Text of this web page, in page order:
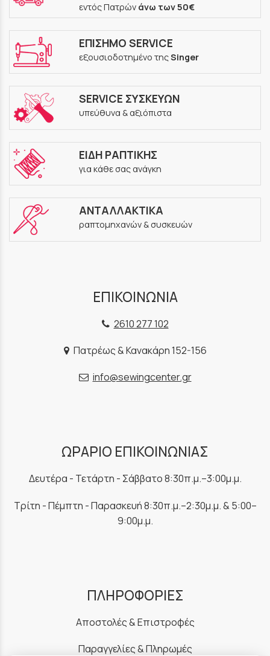
εντός Πατρών άνω των 50€
ΕΠΙΣΗΜΟ SERVICE
εξουσιοδοτημένο τηςSinger
SERVICE ΣΥΣΚΕΥΩΝ
υπεύθυνα & αξιόπιστα
ΕΙΔΗ ΡΑΠΤΙΚΗΣ
για κάθε σας ανάγκη
ΑΝΤΑΛΛΑΚΤΙΚΑ
ραπτομηχανών & συσκευών
ΕΠΙΚΟΙΝΩΝΙΑ
2610 277 102
Πατρέως & Κανακάρη 152-156
info@sewingcenter.gr
ΩΡΑΡΙΟ ΕΠΙΚΟΙΝΩΝΙΑΣ
Δευτέρα - Τετάρτη - Σάββατο 8:30π.μ.–3:00μ.μ.
Τρίτη - Πέμπτη - Παρασκευή 8:30π.μ.–2:30μ.μ. & 5:00–
9:00μ.μ.
ΠΛΗΡΟΦΟΡΙΕΣ
Αποστολές & Επιστροφές
Παραγγελίες & Πληρωμές